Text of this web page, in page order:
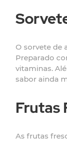
O sorvete de
Preparado
vitaminas.
sabor ainda
Frutas
As frutas